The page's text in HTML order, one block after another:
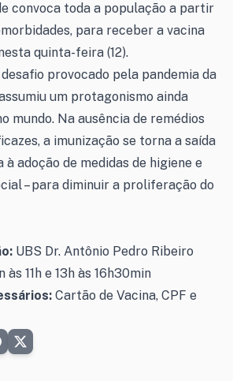
convoca toda a população a partir
para receber a vacina
quinta-feira (12).
provocado pela pandemia da
um protagonismo ainda
mundo. Na ausência de remédios
a imunização se torna a saída
à adoção de medidas de higiene e
– para diminuir a proliferação do
UBS Dr. Antônio Pedro Ribeiro
às 11h e 13h às 16h30min
Cartão de Vacina, CPF e